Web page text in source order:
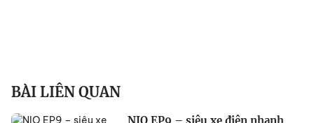
BÀI LIÊN QUAN